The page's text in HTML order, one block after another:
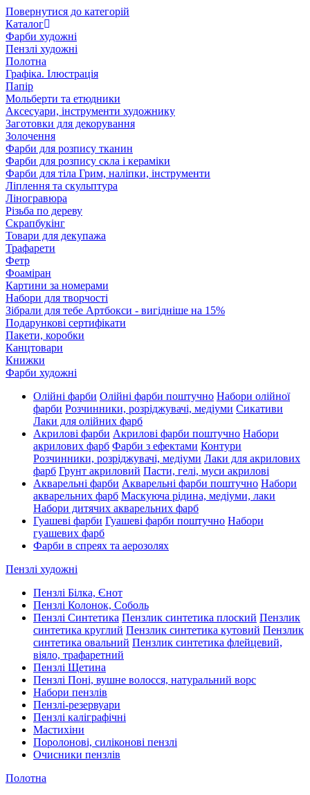
Повернутися до категорій
Каталог
Фарби художні
Пензлі художні
Полотна
Графіка. Ілюстрація
Папір
Мольберти та етюдники
Аксесуари, інструменти художнику
Заготовки для декорування
Золочення
Фарби для розпису тканин
Фарби для розпису скла і кераміки
Фарби для тіла Грим, наліпки, інструменти
Ліплення та скульптура
Ліногравюра
Різьба по дереву
Скрапбукінг
Товари для декупажа
Трафарети
Фетр
Фоаміран
Картини за номерами
Набори для творчості
Зібрали для тебе Артбокси - вигідніше на 15%
Подарункові сертифікати
Пакети, коробки
Канцтовари
Книжки
Фарби художні
Олійні фарби Олійні фарби поштучно Набори олійної
фарби Розчинники, розріджувачі, медіуми Сикативи
Лаки для олійних фарб
Акрилові фарби Акрилові фарби поштучно Набори
акрилових фарб Фарби з ефектами Контури
Розчинники, розріджувачі, медіуми Лаки для акрилових
фарб Грунт акриловий Пасти, гелі, муси акрилові
Акварельні фарби Акварельні фарби поштучно Набори
акварельних фарб Маскуюча рідина, медіуми, лаки
Набори дитячих акварельних фарб
Гуашеві фарби Гуашеві фарби поштучно Набори
гуашевих фарб
Фарби в спреях та аерозолях
Пензлі художні
Пензлі Білка, Єнот
Пензлі Колонок, Соболь
Пензлі Синтетика Пензлик синтетика плоский Пензлик
синтетика круглий Пензлик синтетика кутовий Пензлик
синтетика овальний Пензлик синтетика флейцевий,
віяло, трафаретний
Пензлі Щетина
Пензлі Поні, вушне волосся, натуральний ворс
Набори пензлів
Пензлі-резервуари
Пензлі каліграфічні
Мастихіни
Поролонові, силіконові пензлі
Очисники пензлів
Полотна